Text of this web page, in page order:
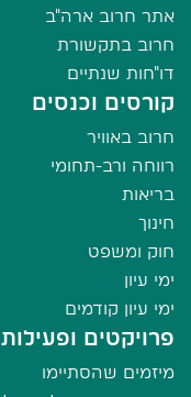
אתר חרוב ארה"ב
חרוב בתקשורת
דו"חות שנתיים
קורסים וכנסים
חרוב באוויר
רווחה ורב-תחומי
בריאות
חינוך
חוק ומשפט
ימי עיון
ימי עיון קודמים
פרויקטים
מיזמים שהסתיימו